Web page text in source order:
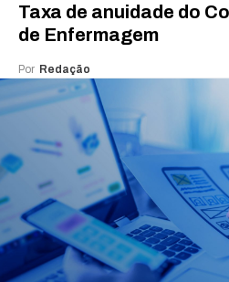
Taxa de anuidade do
de Enfermagem
Por Redação